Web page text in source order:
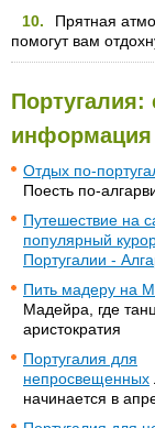
Прятная
помогут вам
Португалия:
информация
Отдых по-
Поесть по-
Путешествие на
популярный
Португалии -
Пить мадеру на
Мадейра, где
аристократия
Португалия для
непросвещенных
начинается в